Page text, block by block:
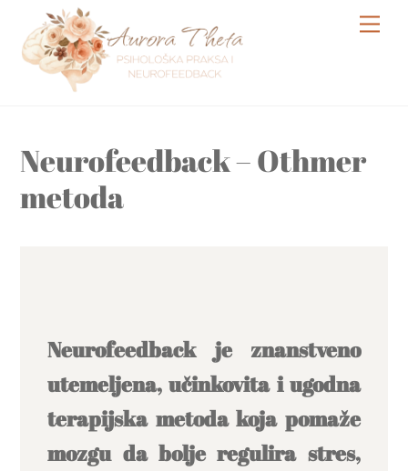
content
Neurofeedback – Othmer
metoda
Neurofeedback je znanstveno
utemeljena, učinkovita i ugodna
terapijska metoda koja pomaže
mozgu da bolje regulira stres,